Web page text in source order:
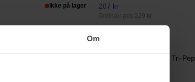
Om
Ikke på lager 207 kr
Ordinær pris 229 kr
Resilience Multi-Effect Tri-